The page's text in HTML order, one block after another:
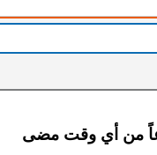
من أي وقت مضى